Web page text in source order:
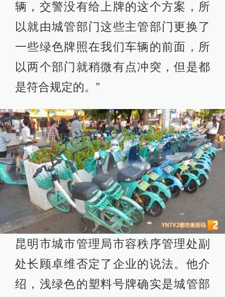
辆，交警没有给上牌的这个方案，所
以就由城管部门这些主管部门更换了
一些绿色牌照在我们车辆的前面，所
以两个部门就稍微有点冲突，但是都
是符合规定的。”
昆明市城市管理局市容秩序管理处副
处长顾卓维否定了企业的说法。他介
绍，浅绿色的塑料号牌确实是城管部